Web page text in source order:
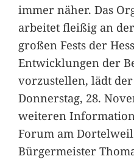
immer näher. Das
arbeitet fleißig an
großen Fests der
Entwicklungen der
vorzustellen, lädt
Donnerstag, 28.
weiteren
Forum am
Bürgermeister